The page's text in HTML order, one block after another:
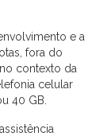
e a
fora do
contexto da
celular
40 GB.